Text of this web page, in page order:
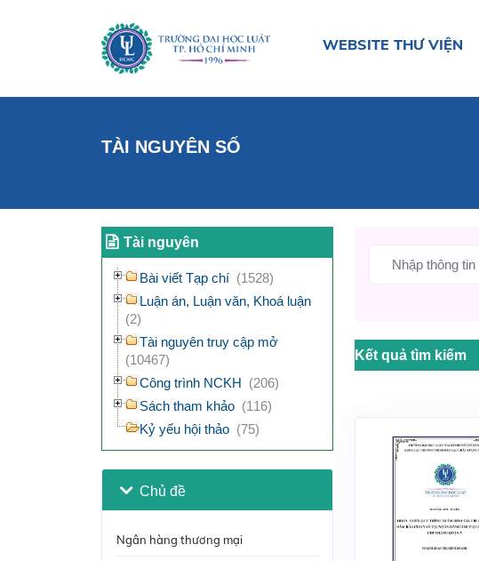
WEBSITE THƯ VIỆN
TÀI NGUYÊN SỐ
Tài nguyên
Bài viết Tạp chí (1528)
Luận án, Luận văn, Khoá luận
(2)
Tài nguyên truy cập mở
(10467)
Công trình NCKH (206)
Sách tham khảo (116)
Kỷ yếu hội thảo (75)
Chủ đề
Ngân hàng thương mại
Kết quả tìm kiếm